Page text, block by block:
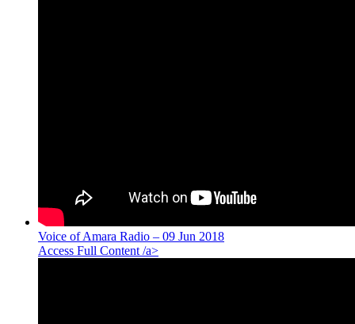
Voice of Amara Radio – 09 Jun 2018
Access Full Content /a>